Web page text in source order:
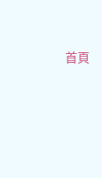
首頁